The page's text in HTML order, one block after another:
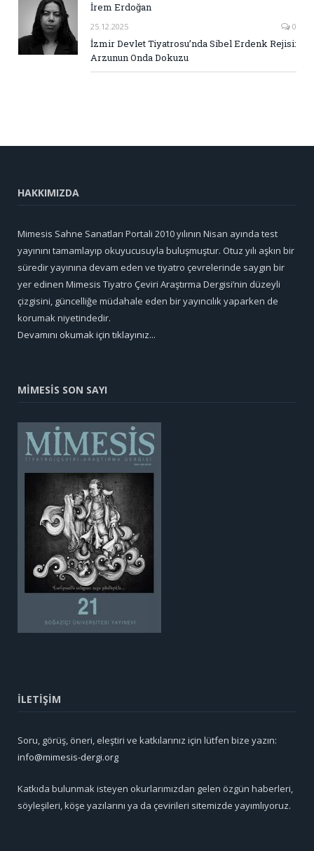
İrem Erdoğan
25.12.2025 0
İzmir Devlet Tiyatrosu’nda Sibel Erdenk Rejisi:
Arzunun Onda Dokuzu
HAKKIMIZDA
Mimesis Sahne Sanatları Portali 2010 yılının Nisan ayında test
yayınını tamamlayıp okuyucusuyla buluşmuştur. Otuz yılı aşkın bir
süredir yayınına devam eden ve tiyatro çevrelerinde saygın bir
yer edinen Mimesis Tiyatro Çeviri Araştırma Dergisi’nin düzeyli
çizgisini, güncelliğe müdahale eden bir yayıncılık yaparken de
korumak niyetindedir.
Devamını okumak için tıklayınız...
MİMESİS SON SAYI
İLETİŞİM
Soru, görüş, öneri, eleştiri ve katkılarınız için lütfen bize yazın:
info@mimesis-dergi.org
Katkıda bulunmak isteyen okurlarımızdan gelen özgün haberleri,
söyleşileri, köşe yazılarını ya da çevirileri sitemizde yayımlıyoruz.